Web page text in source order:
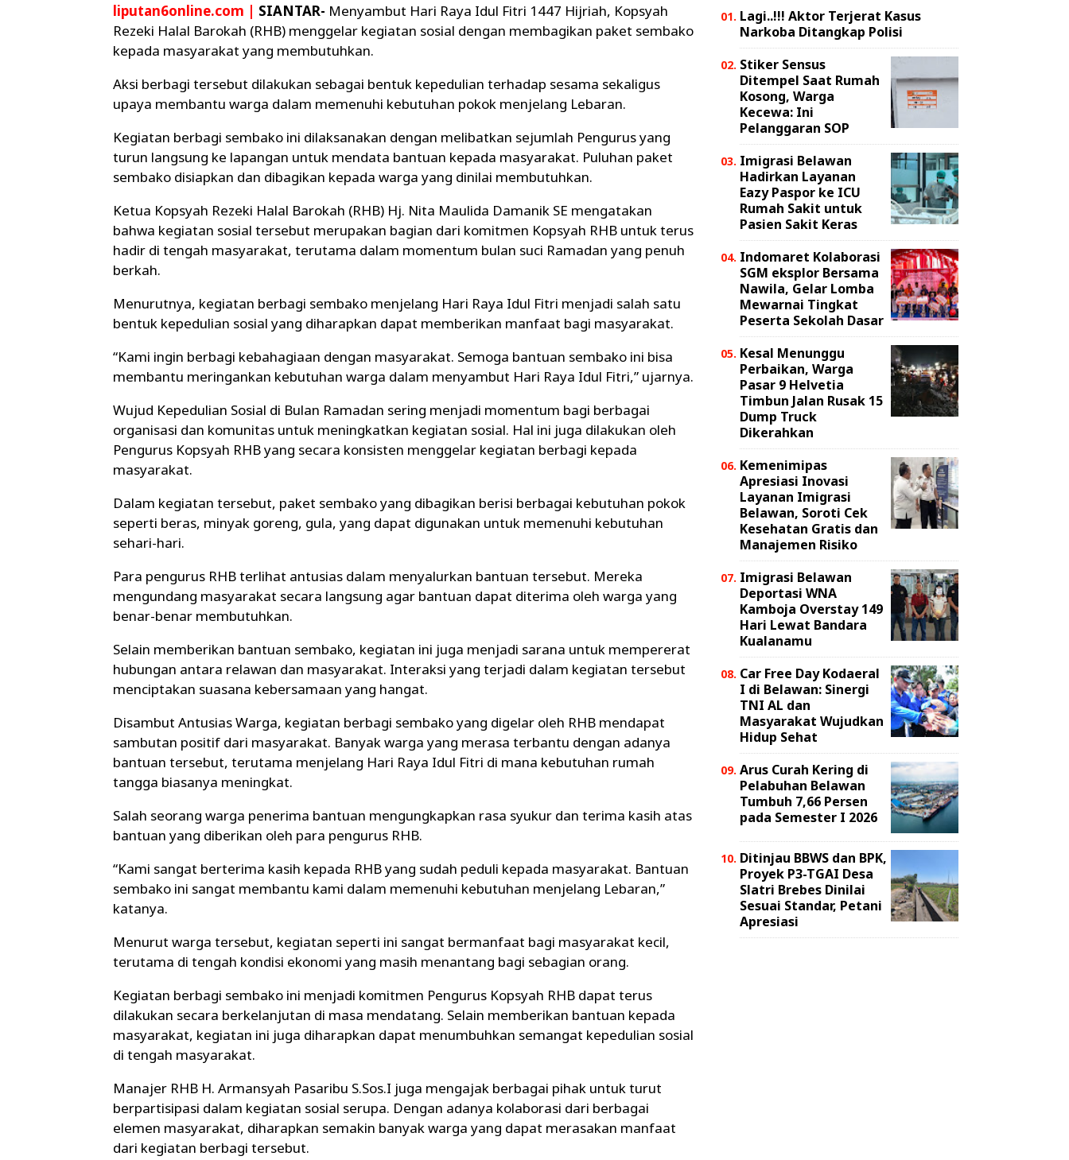
liputan6online.com | SIANTAR- Menyambut Hari Raya Idul Fitri 1447 Hijriah, Kopsyah
Rezeki Halal Barokah (RHB) menggelar kegiatan sosial dengan membagikan paket sembako
kepada masyarakat yang membutuhkan.
Aksi berbagi tersebut dilakukan sebagai bentuk kepedulian terhadap sesama sekaligus
upaya membantu warga dalam memenuhi kebutuhan pokok menjelang Lebaran.
Kegiatan berbagi sembako ini dilaksanakan dengan melibatkan sejumlah Pengurus yang
turun langsung ke lapangan untuk mendata bantuan kepada masyarakat. Puluhan paket
sembako disiapkan dan dibagikan kepada warga yang dinilai membutuhkan.
Ketua Kopsyah Rezeki Halal Barokah (RHB) Hj. Nita Maulida Damanik SE mengatakan
bahwa kegiatan sosial tersebut merupakan bagian dari komitmen Kopsyah RHB untuk terus
hadir di tengah masyarakat, terutama dalam momentum bulan suci Ramadan yang penuh
berkah.
Menurutnya, kegiatan berbagi sembako menjelang Hari Raya Idul Fitri menjadi salah satu
bentuk kepedulian sosial yang diharapkan dapat memberikan manfaat bagi masyarakat.
“Kami ingin berbagi kebahagiaan dengan masyarakat. Semoga bantuan sembako ini bisa
membantu meringankan kebutuhan warga dalam menyambut Hari Raya Idul Fitri,” ujarnya.
Wujud Kepedulian Sosial di Bulan Ramadan sering menjadi momentum bagi berbagai
organisasi dan komunitas untuk meningkatkan kegiatan sosial. Hal ini juga dilakukan oleh
Pengurus Kopsyah RHB yang secara konsisten menggelar kegiatan berbagi kepada
masyarakat.
Dalam kegiatan tersebut, paket sembako yang dibagikan berisi berbagai kebutuhan pokok
seperti beras, minyak goreng, gula, yang dapat digunakan untuk memenuhi kebutuhan
sehari-hari.
Para pengurus RHB terlihat antusias dalam menyalurkan bantuan tersebut. Mereka
mengundang masyarakat secara langsung agar bantuan dapat diterima oleh warga yang
benar-benar membutuhkan.
Selain memberikan bantuan sembako, kegiatan ini juga menjadi sarana untuk mempererat
hubungan antara relawan dan masyarakat. Interaksi yang terjadi dalam kegiatan tersebut
menciptakan suasana kebersamaan yang hangat.
Disambut Antusias Warga, kegiatan berbagi sembako yang digelar oleh RHB mendapat
sambutan positif dari masyarakat. Banyak warga yang merasa terbantu dengan adanya
bantuan tersebut, terutama menjelang Hari Raya Idul Fitri di mana kebutuhan rumah
tangga biasanya meningkat.
Salah seorang warga penerima bantuan mengungkapkan rasa syukur dan terima kasih atas
bantuan yang diberikan oleh para pengurus RHB.
“Kami sangat berterima kasih kepada RHB yang sudah peduli kepada masyarakat. Bantuan
sembako ini sangat membantu kami dalam memenuhi kebutuhan menjelang Lebaran,”
katanya.
Menurut warga tersebut, kegiatan seperti ini sangat bermanfaat bagi masyarakat kecil,
terutama di tengah kondisi ekonomi yang masih menantang bagi sebagian orang.
Kegiatan berbagi sembako ini menjadi komitmen Pengurus Kopsyah RHB dapat terus
dilakukan secara berkelanjutan di masa mendatang. Selain memberikan bantuan kepada
masyarakat, kegiatan ini juga diharapkan dapat menumbuhkan semangat kepedulian sosial
di tengah masyarakat.
Manajer RHB H. Armansyah Pasaribu S.Sos.I juga mengajak berbagai pihak untuk turut
berpartisipasi dalam kegiatan sosial serupa. Dengan adanya kolaborasi dari berbagai
elemen masyarakat, diharapkan semakin banyak warga yang dapat merasakan manfaat
dari kegiatan berbagi tersebut.
Lagi..!!! Aktor Terjerat Kasus
Narkoba Ditangkap Polisi
Stiker Sensus
Ditempel Saat Rumah
Kosong, Warga
Kecewa: Ini
Pelanggaran SOP
Imigrasi Belawan
Hadirkan Layanan
Eazy Paspor ke ICU
Rumah Sakit untuk
Pasien Sakit Keras
Indomaret Kolaborasi
SGM eksplor Bersama
Nawila, Gelar Lomba
Mewarnai Tingkat
Peserta Sekolah Dasar
Kesal Menunggu
Perbaikan, Warga
Pasar 9 Helvetia
Timbun Jalan Rusak 15
Dump Truck
Dikerahkan
Kemenimipas
Apresiasi Inovasi
Layanan Imigrasi
Belawan, Soroti Cek
Kesehatan Gratis dan
Manajemen Risiko
Imigrasi Belawan
Deportasi WNA
Kamboja Overstay 149
Hari Lewat Bandara
Kualanamu
Car Free Day Kodaeral
I di Belawan: Sinergi
TNI AL dan
Masyarakat Wujudkan
Hidup Sehat
Arus Curah Kering di
Pelabuhan Belawan
Tumbuh 7,66 Persen
pada Semester I 2026
Ditinjau BBWS dan BPK,
Proyek P3-TGAI Desa
Slatri Brebes Dinilai
Sesuai Standar, Petani
Apresiasi